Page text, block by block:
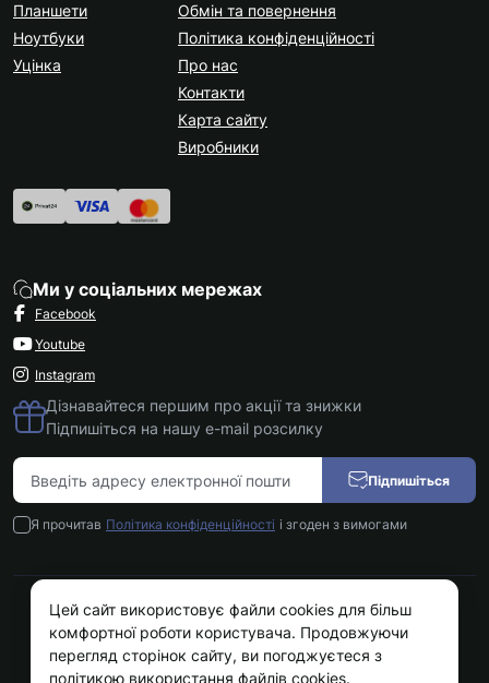
Планшети
Ноутбуки
Уцінка
Обмін та повернення
Політика конфіденційності
Про нас
Контакти
Карта сайту
Виробники
Ми у соціальних мережах
Facebook
Youtube
Instagram
Дізнавайтеся першим про акції та знижки
Підпишіться на нашу e-mail розсилку
Підпишіться
Я прочитав Політика конфіденційності і згоден з вимогами
Kokos.com.ua © 2026
Цей сайт використовує файли cookies для більш
комфортної роботи користувача. Продовжуючи
перегляд сторінок сайту, ви погоджуєтеся з
політикою використання файлів cookies.